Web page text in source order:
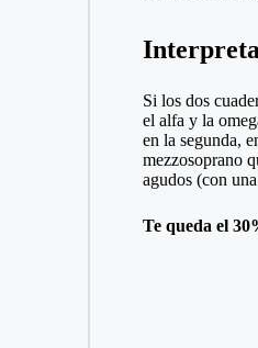
Si los dos
el alfa y la
en la segunda,
mezzosoprano
agudos (con
Te queda el